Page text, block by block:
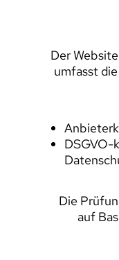
Der
umfasst
DSGVO-
Die
auf